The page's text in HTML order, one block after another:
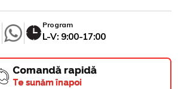
Program
L-V: 9:00-17:00
Comandă rapidă
Te sunăm înapoi